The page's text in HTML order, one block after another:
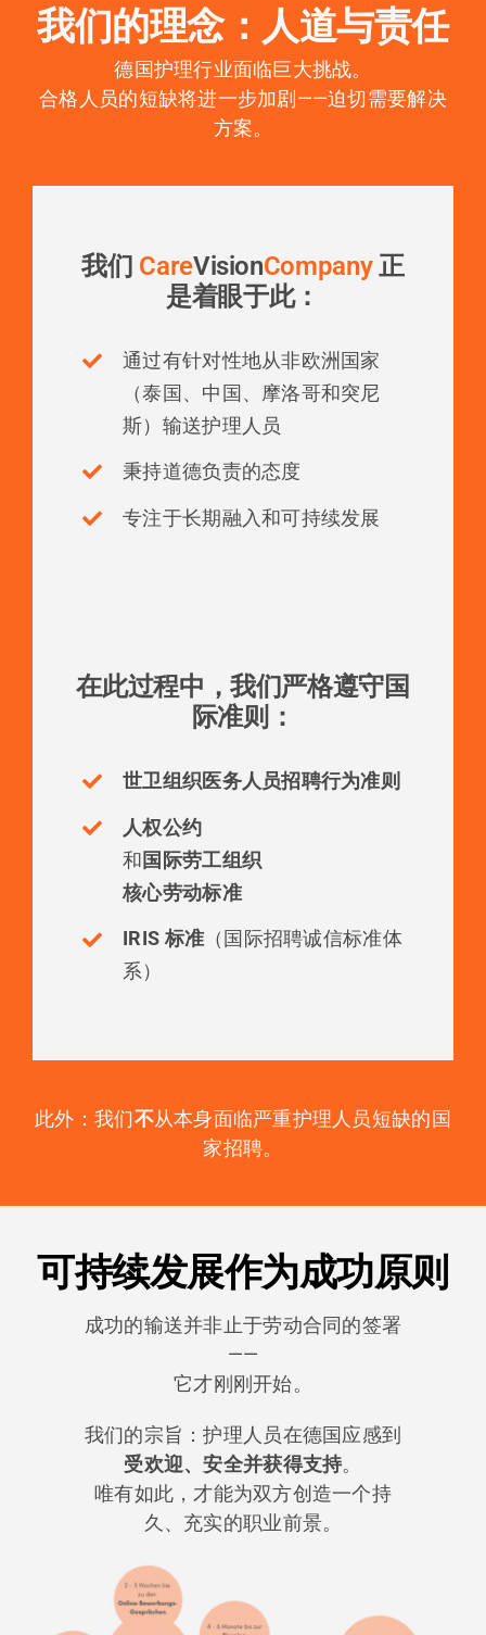
我们的理念：人道与责任
德国护理行业面临巨大挑战。
合格人员的短缺将进一步加剧——迫切需要解决
方案。
我们 CareVisionCompany正
是着眼于此：
通过有针对性地从非欧洲国家
（泰国、中国、摩洛哥和突尼
斯）输送护理人员
秉持道德负责的态度
专注于长期融入和可持续发展
在此过程中，我们严格遵守国
际准则：
世卫组织医务人员招聘行为准则
人权公约
和国际劳工组织
核心劳动标准
IRIS 标准 （国际招聘诚信标准体
系）
此外：我们不从本身面临严重护理人员短缺的国
家招聘。
可持续发展作为成功原则
成功的输送并非止于劳动合同的签署
——
它才刚刚开始。
我们的宗旨：护理人员在德国应感到
受欢迎、安全并获得支持。
唯有如此，才能为双方创造一个持
久、充实的职业前景。